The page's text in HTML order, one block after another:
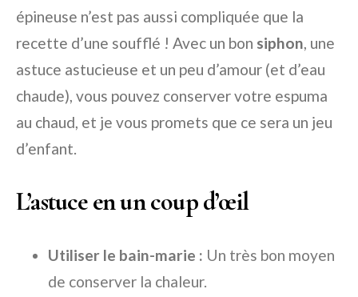
épineuse n’est pas aussi compliquée que la
recette d’une soufflé ! Avec un bon siphon, une
astuce astucieuse et un peu d’amour (et d’eau
chaude), vous pouvez conserver votre espuma
au chaud, et je vous promets que ce sera un jeu
d’enfant.
L’astuce en un coup d’œil
Utiliser le bain-marie : Un très bon moyen
de conserver la chaleur.